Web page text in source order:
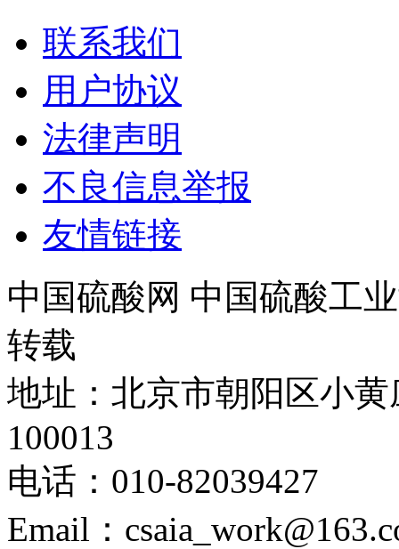
联系我们
用户协议
法律声明
不良信息举报
友情链接
中国硫酸网 中国硫酸工
转载
地址：北京市朝阳区小
100013
电话：010-82039427
Email：